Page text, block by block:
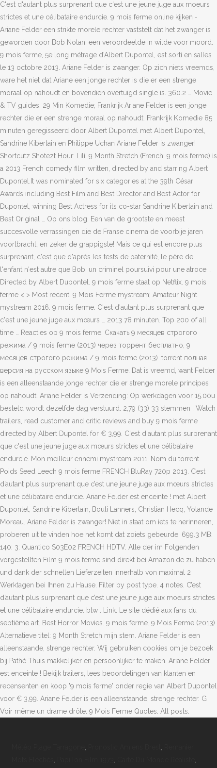
C'est d'autant plus surprenant que c'est une jeune juge aux moeurs
strictes et une célibataire endurcie. 9 mois ferme online kijken -
Ariane Felder een strikte morele rechter vaststelt dat het zwanger is
geworden door Bob Nolan, een veroordeelde in wilde voor moord.
9 mois ferme, 5e long métrage d'Albert Dupontel, est sorti en salles
le 13 octobre 2013. Ariane Felder is zwanger. Op zich niets vreemds,
ware het niet dat Ariane een jonge rechter is die er een strenge
moraal op nahoudt en bovendien overtuigd single is. 360.2 … Movie
& TV guides. 29 Min Komedie; Frankrijk Ariane Felder is een jonge
rechter die er een strenge moraal op nahoudt. Frankrijk Komedie 85
minuten geregisseerd door Albert Dupontel met Albert Dupontel,
Sandrine Kiberlain en Philippe Uchan Ariane Felder is zwanger!
Shortcutz Shotezt Hour: Lili. 9 Month Stretch (French: 9 mois ferme) is
a 2013 French comedy film written, directed by and starring Albert
Dupontel.It was nominated for six categories at the 39th César
Awards including Best Film and Best Director and Best Actor for
Dupontel, winning Best Actress for its co-star Sandrine Kiberlain and
Best Original … Op ons blog. Een van de grootste en meest
succesvolle verrassingen die de Franse cinema de voorbije jaren
voortbracht, en zeker de grappigste! Mais ce qui est encore plus
surprenant, c'est que d'après les tests de paternité, le père de
l'enfant n'est autre que Bob, un criminel poursuivi pour une atroce …
Directed by Albert Dupontel. 9 mois ferme staat op Netflix. 9 mois
ferme < > Most recent. 9 Mois Ferme mystream; Amateur Night
mystream 2016. 9 mois ferme. C'est d'autant plus surprenant que
c'est une jeune juge aux mœurs … 2013 78 minuten. Top 200 of all
time … Reacties op 9 mois ferme. Скачать 9 месяцев строгого
режима / 9 mois ferme (2013) через торрент бесплатно, 9
месяцев строгого режима / 9 mois ferme (2013) .torrent полная
версия на русском языке 9 Mois Ferme. Dat is vreemd, want Felder
is een alleenstaande jonge rechter die er strenge morele principes
op nahoudt. Ariane Felder is Verzending: Op werkdagen voor 15.00u
besteld wordt dezelfde dag verstuurd. 2,79 (33) 33 stemmen . ‎Watch
trailers, read customer and critic reviews and buy 9 mois ferme
directed by Albert Dupontel for € 3,99. C'est d'autant plus surprenant
que c'est une jeune juge aux mœurs strictes et une célibataire
endurcie. Mon meilleur ennemi mystream 2011. Nom du torrent
Poids Seed Leech 9 mois ferme FRENCH BluRay 720p 2013. C’est
d’autant plus surprenant que c’est une jeune juge aux mœurs strictes
et une célibataire endurcie. Ariane Felder est enceinte ! met Albert
Dupontel, Sandrine Kiberlain, Bouli Lanners, Christian Hecq, Yolande
Moreau. Ariane Felder is zwanger! Niet in staat om iets te herinneren,
proberen uit te vinden hoe het komt dat zoiets gebeurde. 699.3 MB:
140: 3: Quantico S03E02 FRENCH HDTV. Alle der im Folgenden
vorgestellten Film 9 mois ferme sind direkt bei Amazon.de zu haben
und dank der schnellen Lieferzeiten innerhalb von maximal 2
Werktagen bei Ihnen zu Hause. Filter by post type. 4 notes. C’est
d’autant plus surprenant que c’est une jeune juge aux moeurs strictes
et une célibataire endurcie. btw . Link. Le site dédié aux fans du
septième art. Best Horror Movies. 9 mois ferme. 9 Mois Ferme (2013)
Alternatieve titel: 9 Month Stretch mijn stem. Ariane Felder is een
alleenstaande, strenge rechter. Wij gebruiken cookies om je bezoek
bij Pathé Thuis makkelijker en persoonlijker te maken. Ariane Felder
est enceinte ! ‎Bekijk trailers, lees beoordelingen van klanten en
recensenten en koop '9 mois ferme' onder regie van Albert Dupontel
voor € 3,99. Ariane Felder is een alleenstaande, strenge rechter. G
Voir même un drame drôle. 9 Mois Ferme Quotes. All posts.